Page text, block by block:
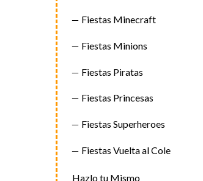
Fiestas Minecraft
Fiestas Minions
Fiestas Piratas
Fiestas Princesas
Fiestas Superheroes
Fiestas Vuelta al Cole
Hazlo tu Mismo